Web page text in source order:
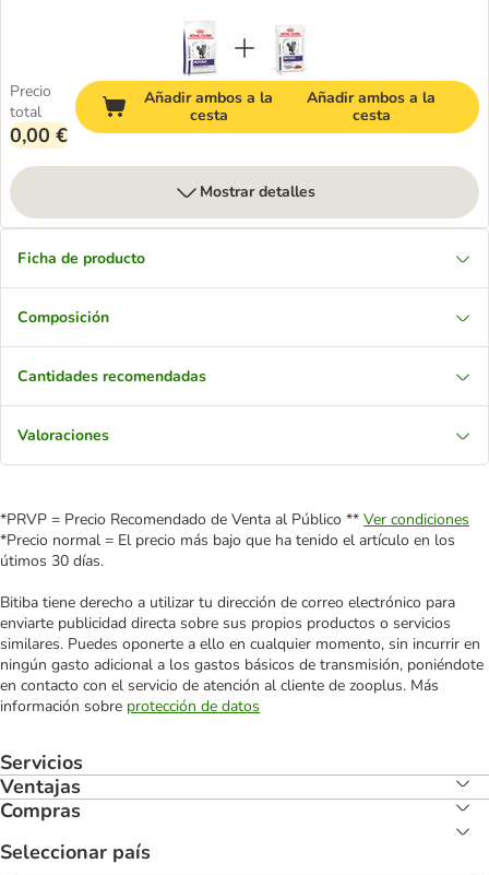
Precio
total
0,00 €
Añadir ambos a la
cesta
Añadir ambos a la
cesta
Mostrar detalles
Ficha de producto
Composición
Cantidades recomendadas
Valoraciones
*PRVP = Precio Recomendado de Venta al Público ** Ver condiciones
*Precio normal = El precio más bajo que ha tenido el artículo en los
útimos 30 días.
Bitiba tiene derecho a utilizar tu dirección de correo electrónico para
enviarte publicidad directa sobre sus propios productos o servicios
similares. Puedes oponerte a ello en cualquier momento, sin incurrir en
ningún gasto adicional a los gastos básicos de transmisión, poniéndote
en contacto con el servicio de atención al cliente de zooplus. Más
información sobre protección de datos
Servicios
Ventajas
Compras
Seleccionar país